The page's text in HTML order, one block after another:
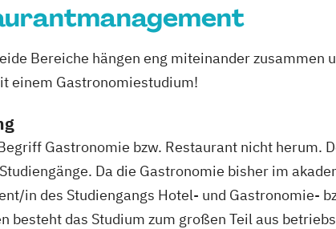
Bereiche hängen eng miteinander zusammen
einem Gastronomiestudium!
Gastronomie bzw. Restaurant nicht herum.
Da die Gastronomie bisher im
in des Studiengangs Hotel- und Gastronomie-
besteht das Studium zum großen Teil aus